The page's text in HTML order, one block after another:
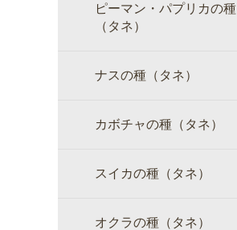
ピーマン・パプリカの種
（タネ）
ナスの種（タネ）
カボチャの種（タネ）
スイカの種（タネ）
オクラの種（タネ）